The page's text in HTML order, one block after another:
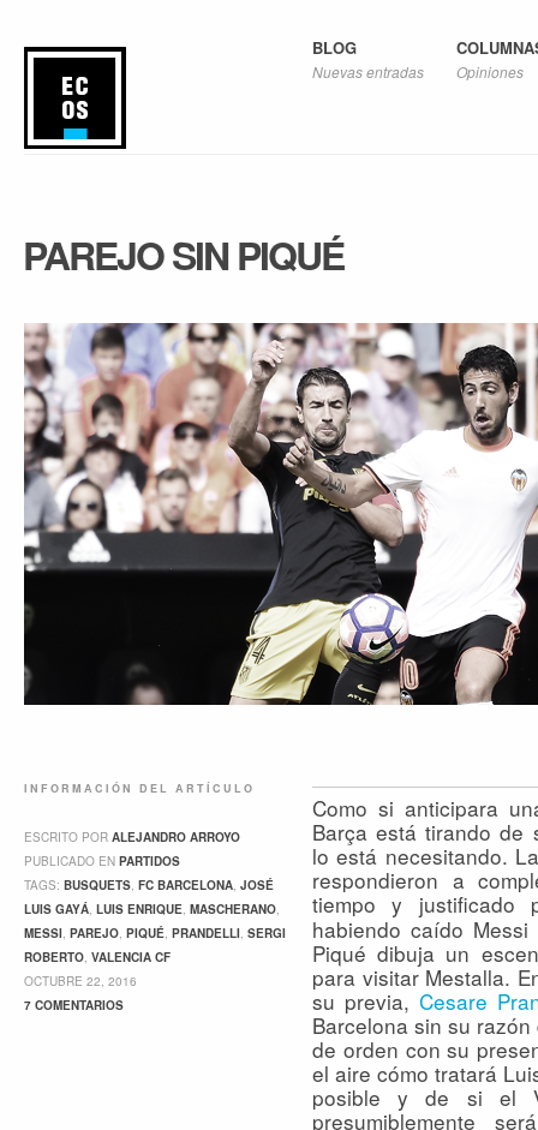
BLOG
Nuevas entradas Opiniones
PAREJO SIN PIQUÉ
Como si anticipara
Barça está tirando de
lo está necesitando.
respondieron a
tiempo y justificado
habiendo caído
Piqué dibuja un
para visitar Mestalla.
su previa, Cesare
Barcelona sin su
de orden con su
el aire cómo tratará
posible y de si el
presumiblemente
INFORMACIÓN DEL ARTÍCULO
ESCRITO POR ALEJANDRO ARROYO
PUBLICADO EN PARTIDOS
TAGS: BUSQUETS, FC BARCELONA, JOSÉ
LUIS GAYÁ, LUIS ENRIQUE, MASCHERANO,
MESSI, PAREJO, PIQUÉ, PRANDELLI, SERGI
ROBERTO, VALENCIA CF
OCTUBRE 22, 2016
7 COMENTARIOS